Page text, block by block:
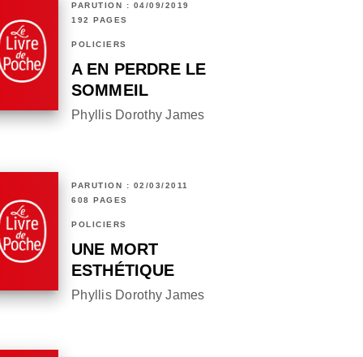
PARUTION : 04/09/2019
192 PAGES
POLICIERS
A EN PERDRE LE
SOMMEIL
Phyllis Dorothy James
PARUTION : 02/03/2011
608 PAGES
POLICIERS
UNE MORT
ESTHÉTIQUE
Phyllis Dorothy James